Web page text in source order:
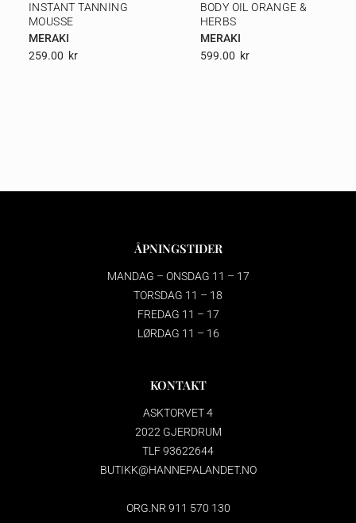
INSTANT TANNING
MOUSSE
MERAKI
259.00 Kr
BODY OIL ORANGE &
HERBS
MERAKI
599.00 Kr
ÅPNINGSTIDER
MANDAG – ONSDAG 11 – 17
TORSDAG 11 – 18
FREDAG 11 – 17
LØRDAG 11 – 16
KONTAKT
ASKTORVET 4
2022 GJERDRUM
TLF 93622644
BUTIKK@HANNEPALANDET.NO
ORG.NR 911 570 130